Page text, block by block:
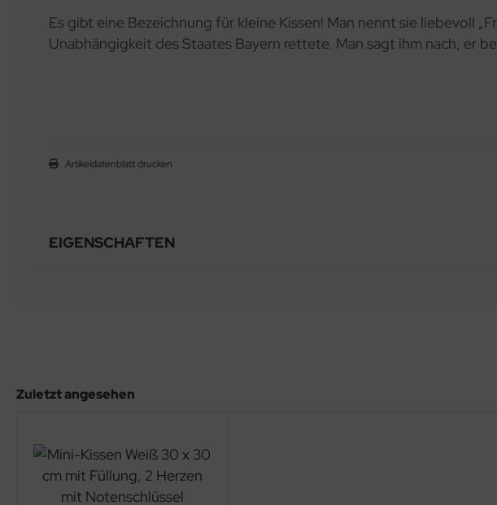
Es gibt eine Bezeichnung für kleine Kissen! Man nennt sie liebevoll
Unabhängigkeit des Staates Bayern rettete. Man sagt ihm nach, er
Artikeldatenblatt drucken
EIGENSCHAFTEN
Zuletzt angesehen